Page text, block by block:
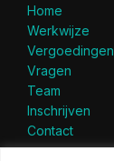
Home
Werkwijze
Vergoedingen
Vragen
Team
Inschrijven
Contact